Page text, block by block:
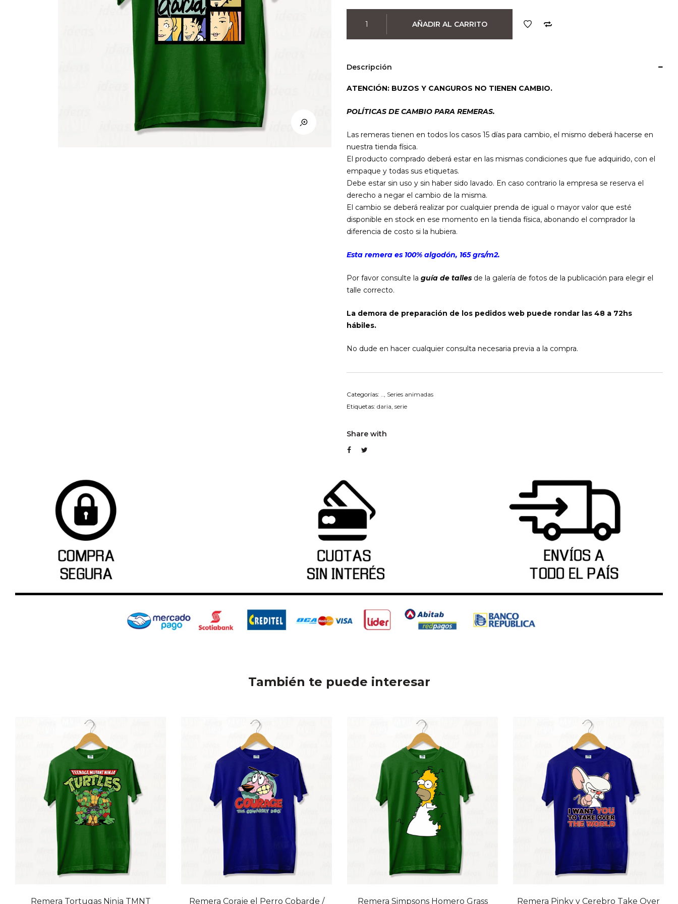
(Colores)
AÑADIR AL CARRITO
Descripción
ATENCIÓN: BUZOS Y CANGUROS NO TIENEN CAMBIO.
POLÍTICAS DE CAMBIO PARA REMERAS.
Las remeras tienen en todos los casos 15 días para cambio, el mismo deberá hacerse en
nuestra tienda física.
El producto comprado deberá estar en las mismas condiciones que fue adquirido, con el
empaque y todas sus etiquetas.
Debe estar sin uso y sin haber sido lavado. En caso contrario la empresa se reserva el
derecho a negar el cambio de la misma.
El cambio se deberá realizar por cualquier prenda de igual o mayor valor que esté
disponible en stock en ese momento en la tienda física, abonando el comprador la
diferencia de costo si la hubiera.
Esta remera es 100% algodón, 165 grs/m2.
Por favor consulte la guía de talles de la galería de fotos de la publicación para elegir el
talle correcto.
La demora de preparación de los pedidos web puede rondar las 48 a 72hs
hábiles.
No dude en hacer cualquier consulta necesaria previa a la compra.
Categorías: .., Series animadas
Etiquetas: daria, serie
Share with
También te puede interesar
20% OFF
Remera Tortugas Ninja TMNT
20% OFF
Remera Coraje el Perro Cobarde /
20% OFF
Remera Simpsons Homero Grass
20% OFF
Remera Pinky y Cerebro Take Over